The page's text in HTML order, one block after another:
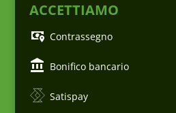
ACCETTIAMO
Contrassegno
Bonifico bancario
Satispay